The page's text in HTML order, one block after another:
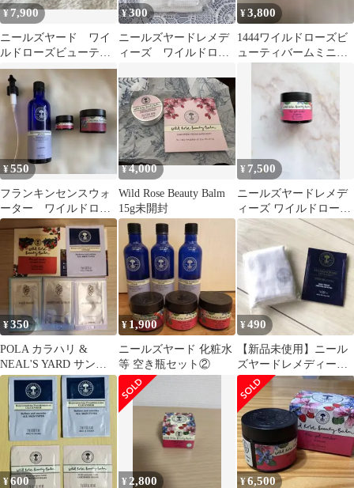
¥7,900
ニールズヤード ワイ
ルドローズビューティ
バーム50g 使用期限
2028年1月
¥300
ニールズヤードレメデ
ィーズ ワイルドロー
ム クロス ガーゼ
¥3,800
1444ワイルドローズビ
ューティバームミニ
¥550
フランキンセンスウォ
ーター ワイルドロー
ズビューティーバー
ム 空瓶
¥4,000
Wild Rose Beauty Balm
15g未開封
¥ 7,500
ニールズヤードレメデ
ィーズ ワイルドローズ
ビューティバーム 50g
¥350
POLA カラハリ &
NEAL'S YARD サンプ
ルセット
¥1,900
ニールズヤード 化粧水
等 空き瓶セット②
¥490
【新品未使用】ニール
ズヤードレメディーズ
コットンクロス エッ
センスサンプル
¥600 ¥ 2,800 ¥6,500